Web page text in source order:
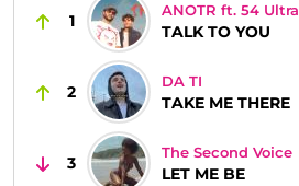
1
ANOTR ft. 54 Ultra
TALK TO YOU
2
DA TI
TAKE ME THERE
3
The Second Voice
LET ME BE